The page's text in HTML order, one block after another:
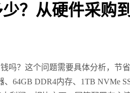
？从硬件采购
吗？这个问题需要具体分析，节
、 64GB DDR4内存、 1TB NVMe